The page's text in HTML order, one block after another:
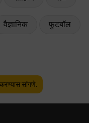
वैज्ञानिक फुटबॉल
सांगणे.